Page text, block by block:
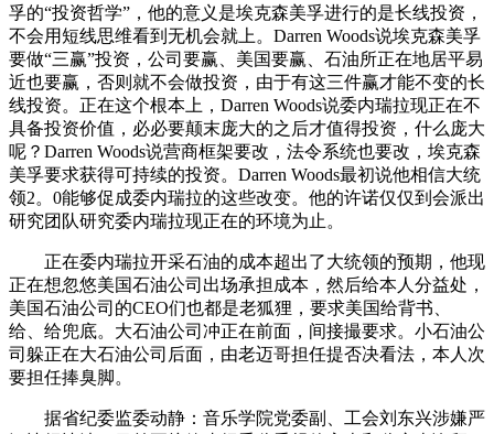
孚的“投资哲学”，他的意义是埃克森美孚进行的是长线投资，
不会用短线思维看到无机会就上。Darren Woods说埃克森美孚
要做“三赢”投资，公司要赢、美国要赢、石油所正在地居平易
近也要赢，否则就不会做投资，由于有这三件赢才能不变的长
线投资。正在这个根本上，Darren Woods说委内瑞拉现正在不
具备投资价值，必必要颠末庞大的之后才值得投资，什么庞大
呢？Darren Woods说营商框架要改，法令系统也要改，埃克森
美孚要求获得可持续的投资。Darren Woods最初说他相信大统
领2。0能够促成委内瑞拉的这些改变。他的许诺仅仅到会派出
研究团队研究委内瑞拉现正在的环境为止。
正在委内瑞拉开采石油的成本超出了大统领的预期，他现
正在想忽悠美国石油公司出场承担成本，然后给本人分益处，
美国石油公司的CEO们也都是老狐狸，要求美国给背书、
给、给兜底。大石油公司冲正在前面，间接撮要求。小石油公
司躲正在大石油公司后面，由老迈哥担任提否决看法，本人次
要担任捧臭脚。
据省纪委监委动静：音乐学院党委副、工会刘东兴涉嫌严